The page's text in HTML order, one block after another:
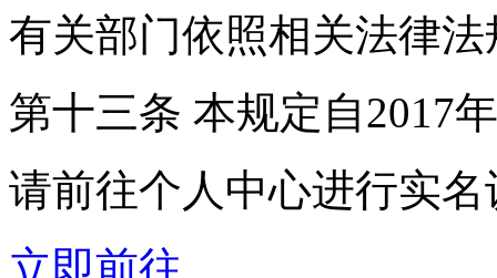
有关部门依照相关法律
第十三条 本规定自2017
请前往个人中心进行实名
立即前往